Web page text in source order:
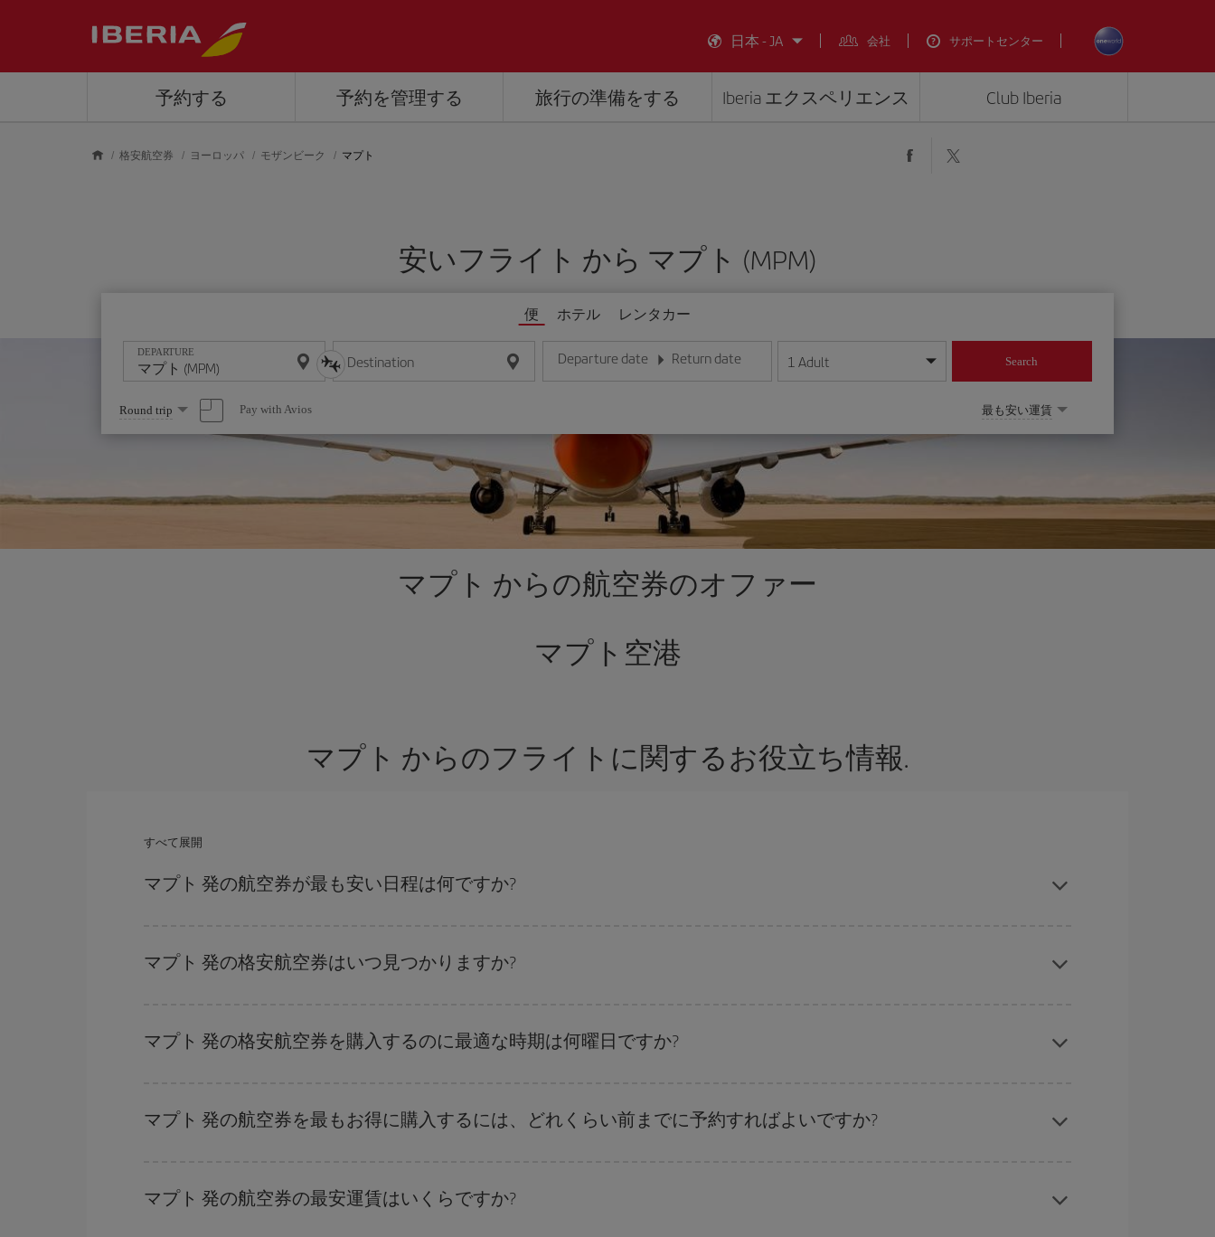
日本 - JA
会社 サポートセンター
予約する 予約を管理する 旅行の準備をする Iberia エクスペリエンス Club Iberia
格安航空券 ヨーロッパ モザンビーク マプト
安いフライト から マプト (MPM)
便 ホテル レンタカー
DEPARTURE Destination Departure date
日/月/年の形式で日付を入力してください
Return date
日/月/年の形式で日付を入力してください
1 Adult Search
Select
one
option
Round trip Pay with Avios 最も安い運賃
マプト からの航空券のオファー
マプト空港
マプト からのフライトに関するお役立ち情報.
すべて展開
マプト 発の航空券が最も安い日程は何ですか?
だけではなく、往路および復路で近い日付の格安航空券 も表示されるため、お得な運賃を見つけることができます。 また、それぞれの日付で異なる
を探すことでより格安な運賃の航空券が見つかることがあります。
マプト 発の格安航空券はいつ見つかりますか?
ーズンです。 また、週末のご旅行をお考えなら 出来るだけ早い時期 に航空券をご購入いただくことで、格安運賃が見つけやすくなります。
マプト 発の格安航空券を購入するのに最適な時期は何曜日ですか?
に予約した航空券がより格安となります。 また、日付や時間帯をあまり固定せずに探したほうが、よりお得な航空券を選択 することができます。
マプト 発の航空券を最もお得に購入するには、どれくらい前までに予約すればよいですか?
早い時期でのご購入がとても重要です。
マプト 発の航空券の最安運賃はいくらですか?